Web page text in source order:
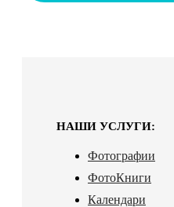
НАШИ УСЛУГИ:
Фотографии
ФотоКниги
Календари